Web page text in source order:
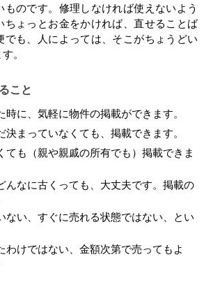
のです。修理しなければ使えないよう
ちょっとお金をかければ、直せることば
でも、人によっては、そこがちょうどい
。
こと
に、気軽に物件の掲載ができます。
まっていなくても、掲載できます。
ても（親や親戚の所有でも）掲載できま
んなに古くっても、大丈夫です。掲載の
ない、すぐに売れる状態ではない、とい
わけではない、金額次第で売ってもよ